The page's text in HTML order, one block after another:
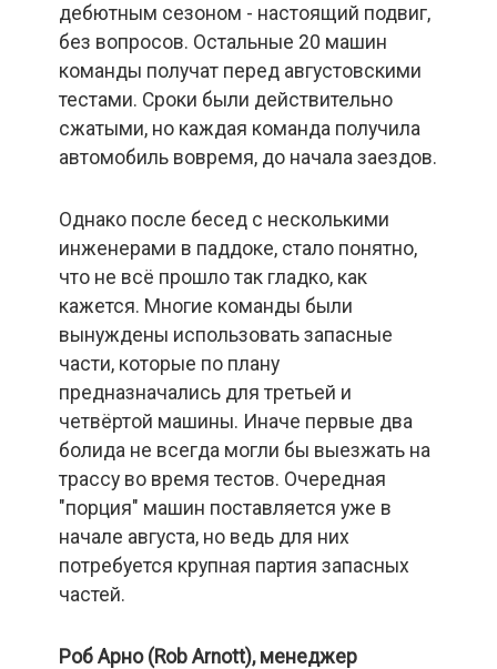
дебютным сезоном - настоящий подвиг,
без вопросов. Остальные 20 машин
команды получат перед августовскими
тестами. Сроки были действительно
сжатыми, но каждая команда получила
автомобиль вовремя, до начала заездов.
Однако после бесед с несколькими
инженерами в паддоке, стало понятно,
что не всё прошло так гладко, как
кажется. Многие команды были
вынуждены использовать запасные
части, которые по плану
предназначались для третьей и
четвёртой машины. Иначе первые два
болида не всегда могли бы выезжать на
трассу во время тестов. Очередная
"порция" машин поставляется уже в
начале августа, но ведь для них
потребуется крупная партия запасных
частей.
Роб Арно (Rob Arnott), менеджер